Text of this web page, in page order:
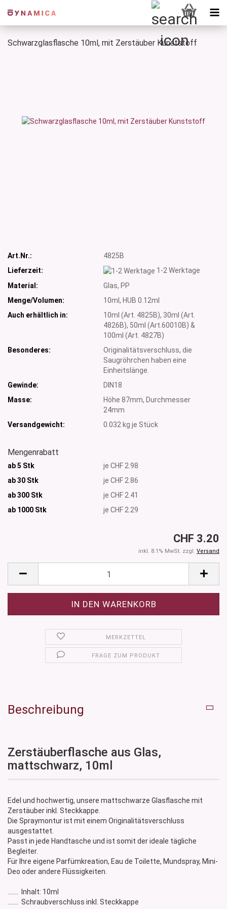
Schwarzglasflasche 10ml, mit Zerstäuber Kunststoff
Art.Nr.:
4825B
Lieferzeit:
1-2 Werktage
Material:
Glas, PP
Menge/Volumen:
10ml, HUB 0.12ml
Auch erhältlich in:
10ml (Art. 4825B), 30ml (Art.
4826B), 50ml (Art.60010B) &
100ml (Art. 4827B)
Besonderes:
Originalitätsverschluss, die
Saugröhrchen haben eine
Einheitslänge.
Gewinde:
DIN18
Masse:
Höhe 87mm, Durchmesser
24mm
Versandgewicht:
0.032 kg je Stück
Mengenrabatt
ab 5 Stk
je CHF 2.98
ab 30 Stk
je CHF 2.86
ab 300 Stk
je CHF 2.41
ab 1000 Stk je CHF 2.29
CHF 3.20
inkl. 8.1% MwSt. zzgl. Versand
MERKZETTEL
FRAGE ZUM PRODUKT
Beschreibung
Zerstäuberflasche aus Glas,
mattschwarz, 10ml
Edel und hochwertig, unsere mattschwarze Glasflasche mit
Zerstäuber inkl. Steckkappe.
Die Spraymontur ist mit einem Originalitätsverschluss
ausgestattet.
Passt in jede Handtasche und ist somit der ideale tägliche
Begleiter.
Für Ihre eigene Parfümkreation, Eau de Toilette, Mundspray, Mini-
Deo oder andere Flüssigkeiten.
....... Inhalt: 10ml
....... Schraubverschluss inkl. Steckkappe